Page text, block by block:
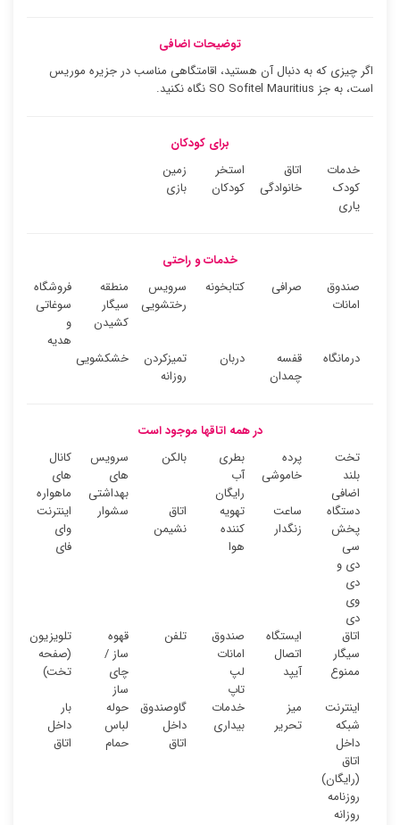
توضیحات اضافی
اگر چیزی که به دنبال آن هستید، اقامتگاهی مناسب در جزیره موریس
است، به جز SO Sofitel Mauritius نگاه نکنید.
برای کودکان
خدمات
کودک
یاری
اتاق
خانوادگی
استخر
کودکان
زمین
بازی
خدمات و راحتی
صندوق
امانات
صرافی کتابخونه
سرویس
رختشویی
منطقه
سیگار
کشیدن
فروشگاه
سوغاتی
و
هدیه
درمانگاه
قفسه
چمدان
دربان
تمیزکردن
روزانه
خشکشویی
در همه اتاقها موجود است
تخت
بلند
اضافی
پرده
خاموشی
بطری
آب
رایگان
بالکن
سرویس
های
بهداشتی
کانال
های
ماهواره
دستگاه
پخش
سی
دی و
دی
وی
دی
ساعت
زنگدار
تهویه
کننده
هوا
اتاق
نشیمن
سشوار
اینترنت
وای
فای
اتاق
سیگار
ممنوع
ایستگاه
اتصال
آیپد
صندوق
امانات
لپ
تاپ
تلفن
قهوه
ساز /
چای
ساز
تلویزیون
(صفحه
تخت)
اینترنت
شبکه
داخل
اتاق
(رایگان)
میز
تحریر
خدمات
بیداری
گاوصندوق
داخل
اتاق
حوله
لباس
حمام
بار
داخل
اتاق
روزنامه
روزانه